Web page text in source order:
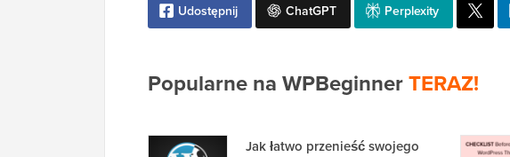
Udostępnij ChatGPT Perplexity
Popularne na WPBeginnerTERAZ!
Jak łatwo przenieść swojego